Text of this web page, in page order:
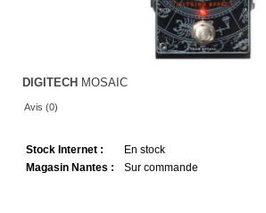
DIGITECH MOSAIC
Avis (0)
Stock Internet :
En stock
Magasin Nantes :
Sur commande